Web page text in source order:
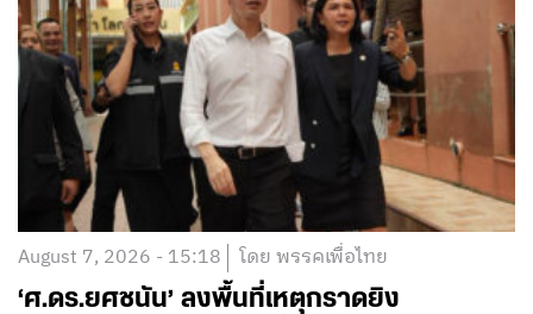
August 7, 2026 - 15:18 โดย พรรคเพื่อไทย
‘ศ.ดร.ยศชนัน’ ลงพื้นที่เหตุกราดยิง